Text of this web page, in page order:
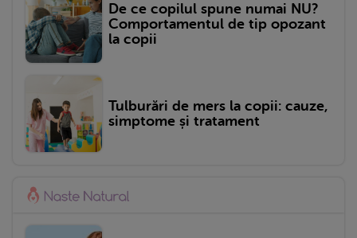
De ce copilul spune numai NU?
Comportamentul de tip opozant
la copii
Tulburări de mers la copii: cauze,
simptome și tratament